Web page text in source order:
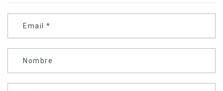
Email *
Nombre